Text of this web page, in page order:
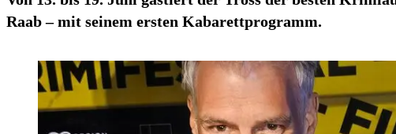
Raab – mit seinem ersten Kabarettprogramm.